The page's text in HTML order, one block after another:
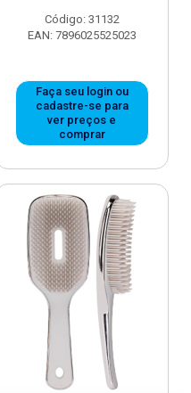
Código: 31132
EAN: 7896025525023
Faça seu login ou
cadastre-se para
ver preços e
comprar